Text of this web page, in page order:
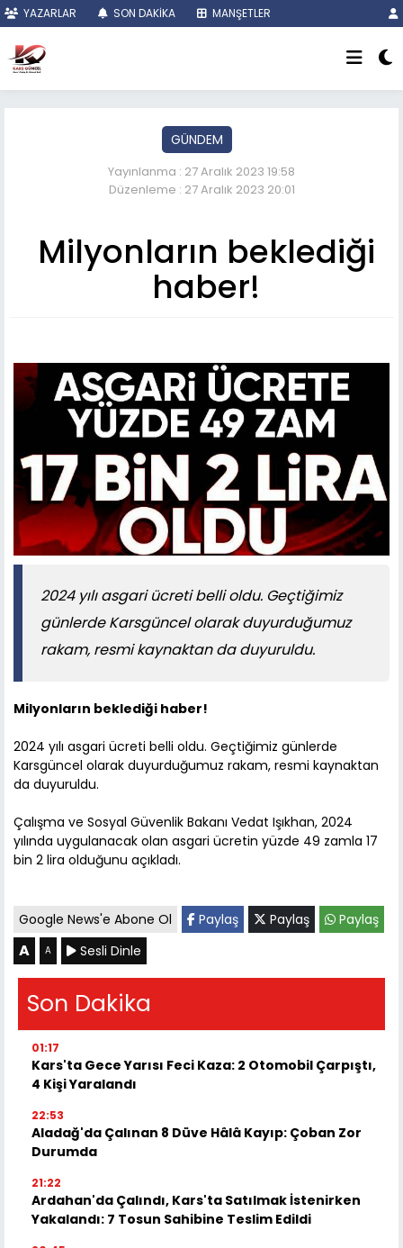
YAZARLAR SON DAKİKA MANŞETLER
GÜNDEM
Yayınlanma : 27 Aralık 2023 19:58
Düzenleme : 27 Aralık 2023 20:01
Milyonların beklediği
haber!
2024 yılı asgari ücreti belli oldu. Geçtiğimiz
günlerde Karsgüncel olarak duyurduğumuz
rakam, resmi kaynaktan da duyuruldu.
Milyonların beklediği haber!
2024 yılı asgari ücreti belli oldu. Geçtiğimiz günlerde
Karsgüncel olarak duyurduğumuz rakam, resmi kaynaktan
da duyuruldu.
Çalışma ve Sosyal Güvenlik Bakanı Vedat Işıkhan, 2024
yılında uygulanacak olan asgari ücretin yüzde 49 zamla 17
bin 2 lira olduğunu açıkladı.
Google News'e Abone Ol Paylaş Paylaş Paylaş
A A Sesli Dinle
Son Dakika
01:17
Kars'ta Gece Yarısı Feci Kaza: 2 Otomobil Çarpıştı,
4 Kişi Yaralandı
22:53
Aladağ'da Çalınan 8 Düve Hâlâ Kayıp: Çoban Zor
Durumda
21:22
Ardahan'da Çalındı, Kars'ta Satılmak İstenirken
Yakalandı: 7 Tosun Sahibine Teslim Edildi